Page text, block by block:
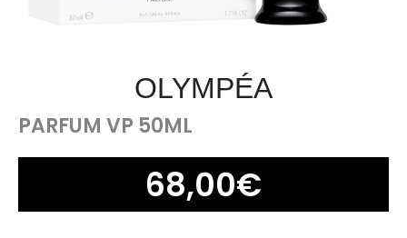
OLYMPÉA
PARFUM VP 50ML
68,00€